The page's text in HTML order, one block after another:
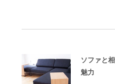
ソファと
魅力